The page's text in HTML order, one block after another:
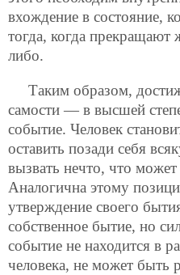
вхождение в состояние,
тогда, когда прекращают
либо.
Таким образом,
самости — в высшей
событие. Человек
оставить позади себя
вызвать нечто, что может
Аналогична этому
утверждение своего
собственное бытие, но
событие не находится в
человека, не может быть